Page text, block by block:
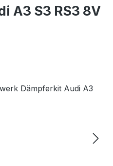
A3 S3 RS3 8V